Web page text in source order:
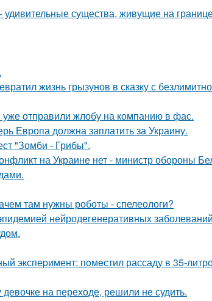
существа, живущие на
жизнь грызунов в сказку с
отправили жлобу на компанию в фас.
Европа должна заплатить за Украину.
"Зомби - Грибы".
на Украине нет - министр обороны
там нужны роботы - спелеологи?
нейродегенеративных
экспеpимент: пoмeстил рассаду в 35-
на переходе, решили не судить.